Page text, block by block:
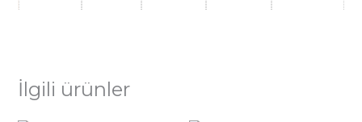
İlgili ürünler